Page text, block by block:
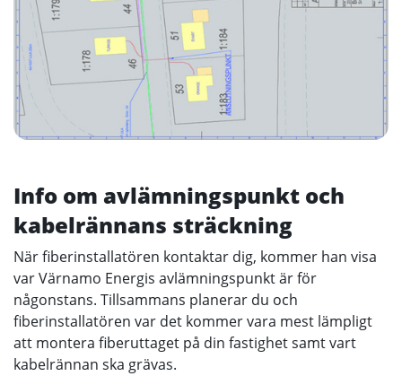
Info om avlämningspunkt och
kabelrännans sträckning
När fiberinstallatören kontaktar dig, kommer han visa
var Värnamo Energis avlämningspunkt är för
någonstans. Tillsammans planerar du och
fiberinstallatören var det kommer vara mest lämpligt
att montera fiberuttaget på din fastighet samt vart
kabelrännan ska grävas.